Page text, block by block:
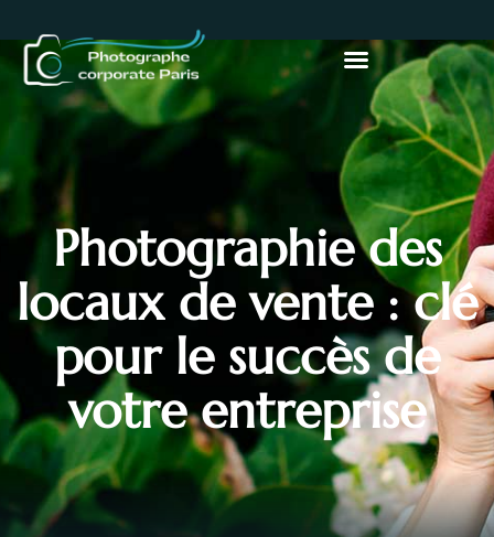
Photographie des
locaux de vente : clé
pour le succès de
votre entreprise